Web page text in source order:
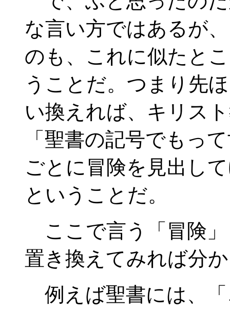
な言い方ではあるが
のも、これに似たと
うことだ。つまり先
い換えれば、キリス
「聖書の記号でもっ
ごとに冒険を見出し
ということだ。
ここで言う「冒険
置き換えてみれば分
例えば聖書には、